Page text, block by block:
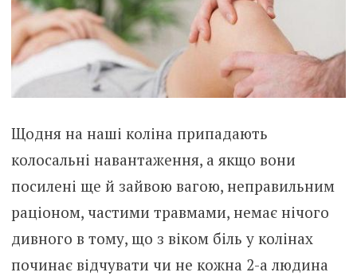
Щодня на наші коліна припадають
колосальні навантаження, а якщо вони
посилені ще й зайвою вагою, неправильним
раціоном, частими травмами, немає нічого
дивного в тому, що з віком біль у колінах
починає відчувати чи не кожна 2-а людина